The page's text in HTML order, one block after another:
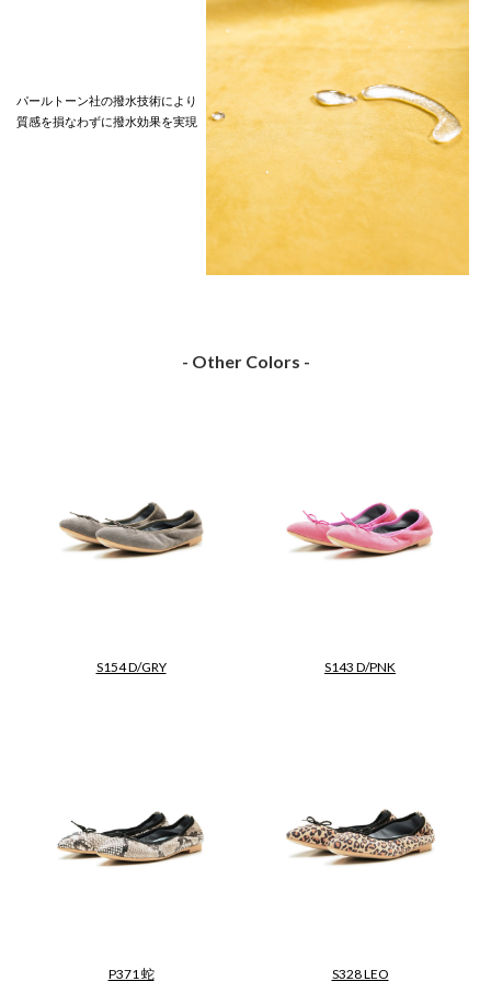
パールトーン社の撥水技術により
質感を損なわずに撥水効果を実現
- Other Colors -
S154 D/GRY S143 D/PNK
P371 蛇 S328 LEO